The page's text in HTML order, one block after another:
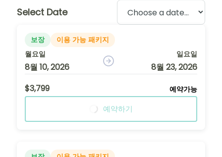
Select Date
보장
이용 가능 패키지
월요일
8월 10, 2026
일요일
8월 23, 2026
$3,799
예약가능
예약하기